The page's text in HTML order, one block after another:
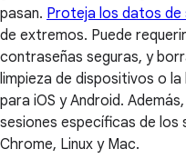
pasan. Proteja los datos de
de extremos. Puede
contraseñas seguras, y
limpieza de dispositivos o
para iOS y Android.
sesiones específicas de
Chrome, Linux y Mac.